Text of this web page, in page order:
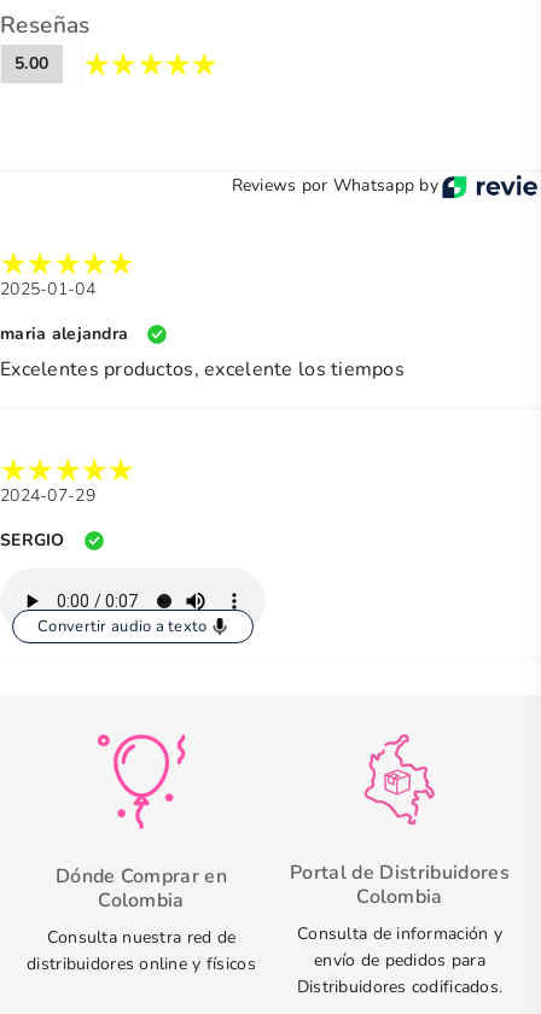
Reseñas
5.00
Reviews por Whatsapp by
2025-01-04
maria alejandra
Excelentes productos, excelente los tiempos
2024-07-29
SERGIO
Convertir audio a texto
Dónde Comprar en
Colombia
Consulta nuestra red de
distribuidores online y físicos
Portal de Distribuidores
Colombia
Consulta de información y
envío de pedidos para
Distribuidores codificados.